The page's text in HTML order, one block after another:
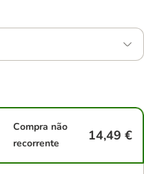
Compra não
recorrente
14,49 €